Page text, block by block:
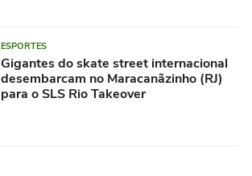
ESPORTES
Gigantes do skate street internacional
desembarcam no Maracanãzinho (RJ)
para o SLS Rio Takeover